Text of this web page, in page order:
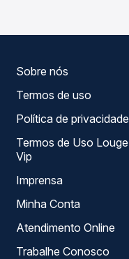
Sobre nós
Termos de uso
Política de privacidade
Termos de Uso Louge
Vip
Imprensa
Minha Conta
Atendimento Online
Trabalhe Conosco